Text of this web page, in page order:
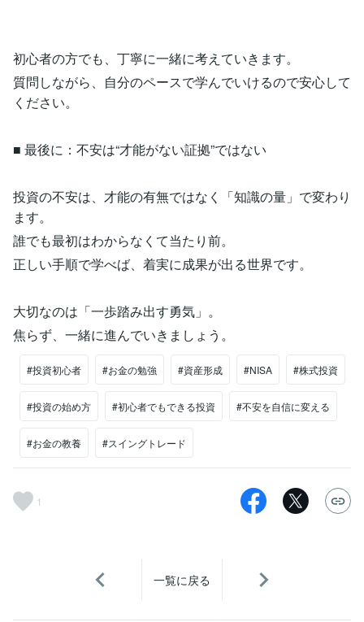
初心者の方でも、丁寧に一緒に考えていきます。
質問しながら、自分のペースで学んでいけるので安心して
ください。
■ 最後に：不安は“才能がない証拠”ではない
投資の不安は、才能の有無ではなく「知識の量」で変わり
ます。
誰でも最初はわからなくて当たり前。
正しい手順で学べば、着実に成果が出る世界です。
大切なのは「一歩踏み出す勇気」。
焦らず、一緒に進んでいきましょう。
#投資初心者 #お金の勉強 #資産形成 #NISA #株式投資
#投資の始め方 #初心者でもできる投資 #不安を自信に変える
#お金の教養 #スイングトレード
1
一覧に戻る